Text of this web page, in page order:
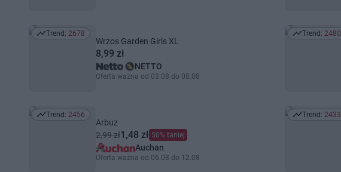
Trend: 2678
Trend: 2678
Wrzos Garden Girls XL
8,99 zł
NETTO
Oferta ważna od 03.08 do 08.08
Trend: 2480
Trend: 2480
Trend: 2456
Trend: 2456
Arbuz
2,99 zł1,48 zł 50% taniej
Auchan
Oferta ważna od 06.08 do 12.08
Trend: 2433
Trend: 2433